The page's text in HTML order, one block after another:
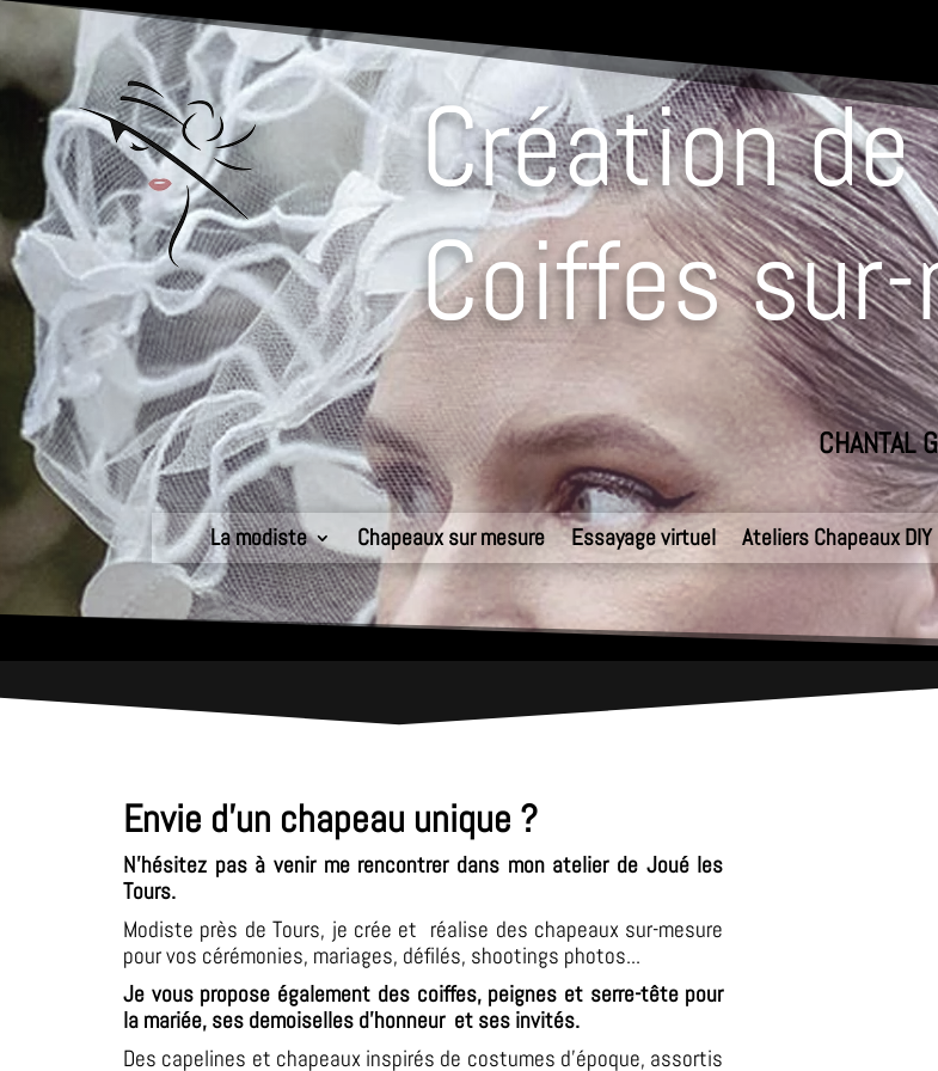
Création
Coiffes
CHANTAL
La modiste Chapeaux sur mesure Essayage virtuel Ateliers Chapeaux DIY
Envie d'un chapeau unique ?
N'hésitez pas à venir me rencontrer dans mon atelier de Joué les
Tours.
Modiste près de Tours, je crée et réalise des chapeaux sur-mesure
pour vos cérémonies, mariages, défilés, shootings photos...
Je vous propose également des coiffes, peignes et serre-tête pour
la mariée, ses demoiselles d'honneur et ses invités.
Des capelines et chapeaux inspirés de costumes d'époque, assortis